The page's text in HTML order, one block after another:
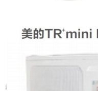
武汉别
武汉属于夏热冬冷的地域，夏季